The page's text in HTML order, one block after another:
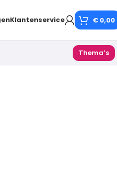
Klantenservice € 0,00
Thema’s